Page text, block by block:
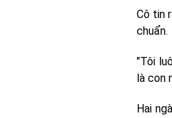
Cô tin
chuẩn.
"Tôi
là con
Hai